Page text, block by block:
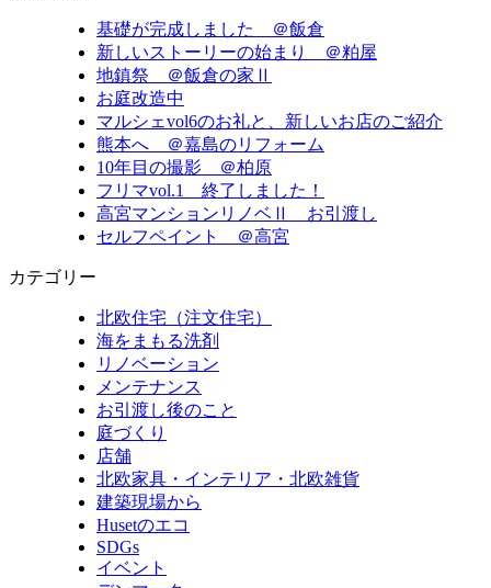
基礎が完成しました ＠飯倉
新しいストーリーの始まり ＠粕屋
地鎮祭 ＠飯倉の家Ⅱ
お庭改造中
マルシェvol6のお礼と、新しいお店のご紹介
熊本へ ＠嘉島のリフォーム
10年目の撮影 ＠柏原
フリマvol.1 終了しました！
高宮マンションリノベⅡ お引渡し
セルフペイント ＠高宮
カテゴリー
北欧住宅（注文住宅）
海をまもる洗剤
リノベーション
メンテナンス
お引渡し後のこと
庭づくり
店舗
北欧家具・インテリア・北欧雑貨
建築現場から
Husetのエコ
SDGs
イベント